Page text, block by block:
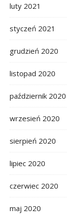
luty 2021
styczeń 2021
grudzień 2020
listopad 2020
październik 2020
wrzesień 2020
sierpień 2020
lipiec 2020
czerwiec 2020
maj 2020